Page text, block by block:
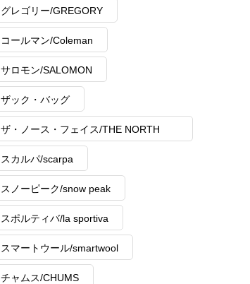
グレゴリー/GREGORY
コールマン/Coleman
サロモン/SALOMON
ザック・バッグ
ザ・ノース・フェイス/THE NORTH
FACE
スカルパ/scarpa
スノーピーク/snow peak
スポルティバ/la sportiva
スマートウール/smartwool
チャムス/CHUMS